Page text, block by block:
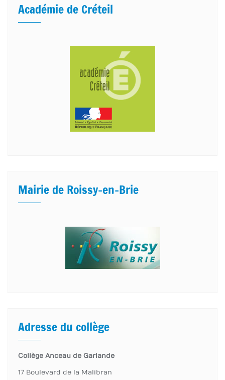
Académie de Créteil
Mairie de Roissy-en-Brie
Adresse du collège
Collège Anceau de Garlande
17 Boulevard de la Malibran